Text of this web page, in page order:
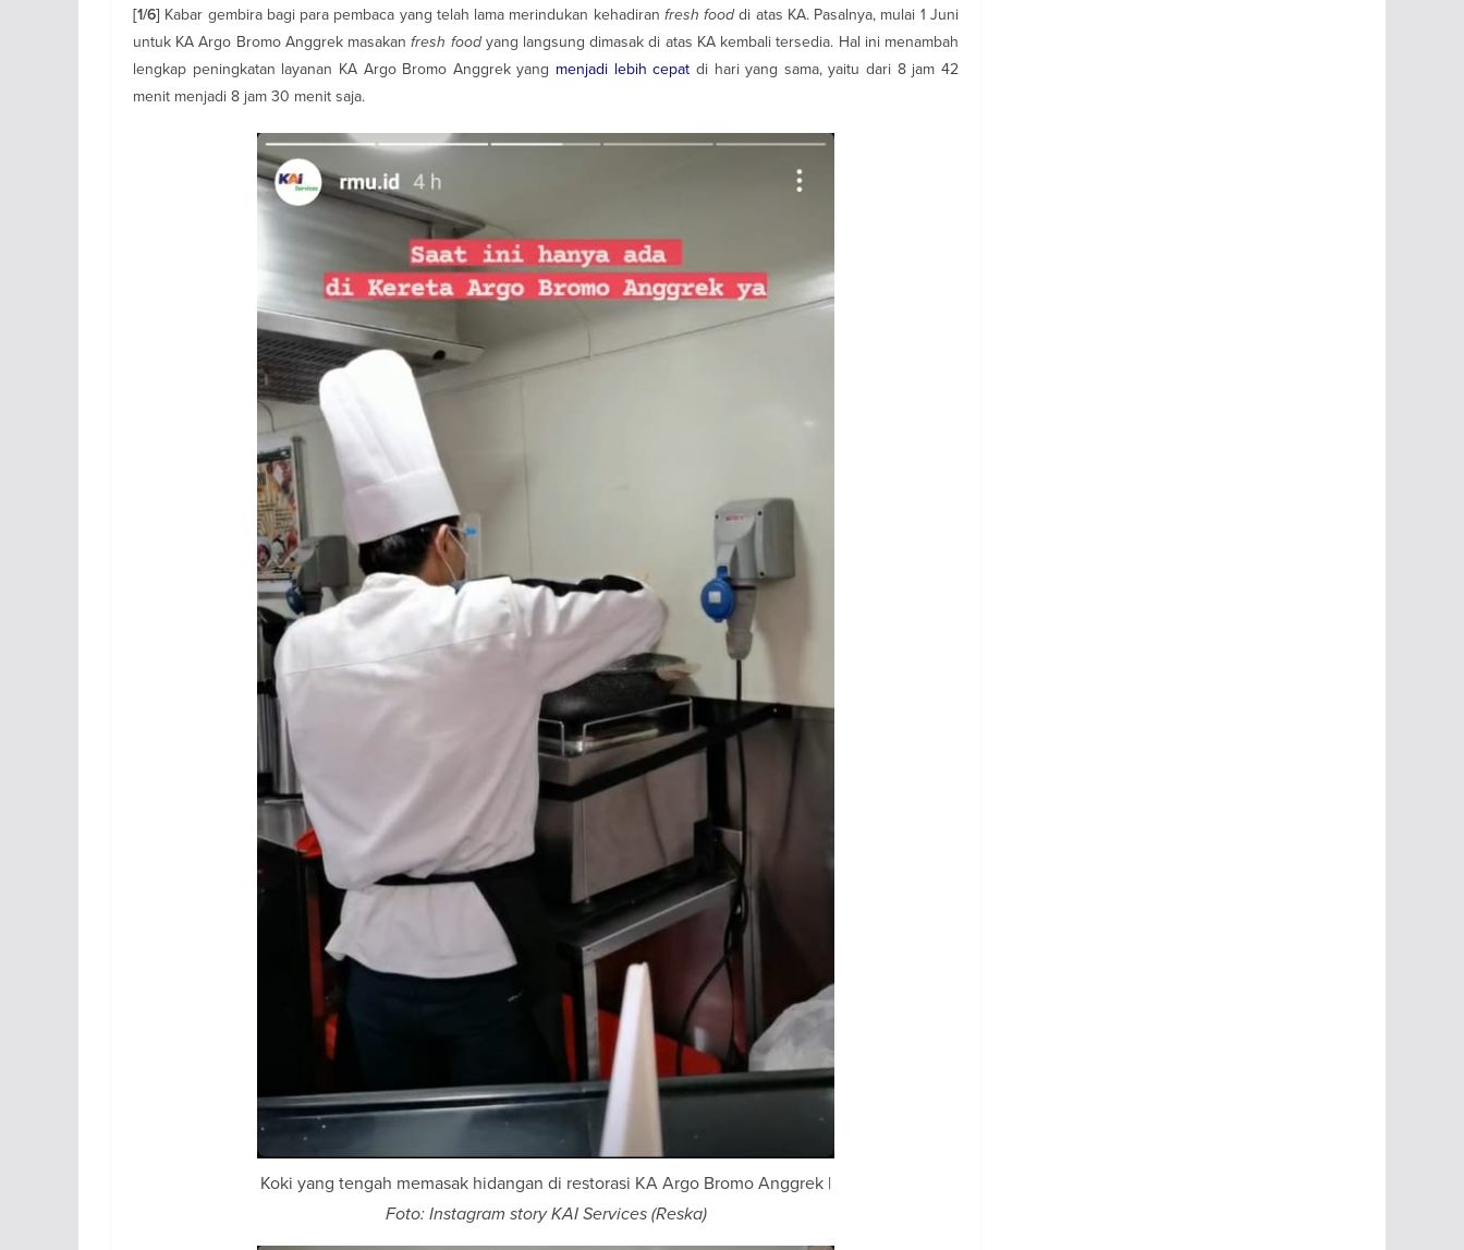
[1/6] Kabar gembira bagi para pembaca yang telah lama merindukan kehadiran fresh fooddi atas KA. Pasalnya, mulai 1 Juni
untuk KA Argo Bromo Anggrek masakanfresh foodyang langsung dimasak di atas KA kembali tersedia. Hal ini menambah
lengkap peningkatan layanan KA Argo Bromo Anggrek yang menjadi lebih cepat di hari yang sama, yaitu dari 8 jam 42
menit menjadi 8 jam 30 menit saja.
Koki yang tengah memasak hidangan di restorasi KA Argo Bromo Anggrek |
Foto: Instagram story KAI Services (Reska)